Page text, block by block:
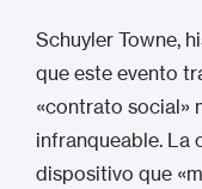
Schuyler Towne,
que este evento
«contrato social»
infranqueable. La
dispositivo que